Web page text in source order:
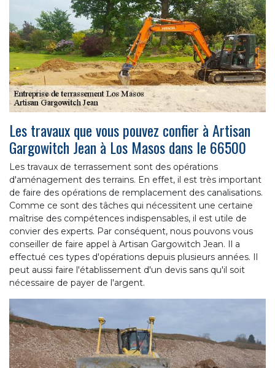
Les travaux que vous pouvez confier à Artisan
Gargowitch Jean à Los Masos dans le 66500
Les travaux de terrassement sont des opérations
d'aménagement des terrains. En effet, il est très important
de faire des opérations de remplacement des canalisations.
Comme ce sont des tâches qui nécessitent une certaine
maîtrise des compétences indispensables, il est utile de
convier des experts. Par conséquent, nous pouvons vous
conseiller de faire appel à Artisan Gargowitch Jean. Il a
effectué ces types d'opérations depuis plusieurs années. Il
peut aussi faire l'établissement d'un devis sans qu'il soit
nécessaire de payer de l'argent.